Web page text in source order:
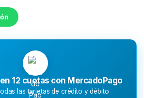
12 cuotas con MercadoPago
las tarjetas de crédito y débito